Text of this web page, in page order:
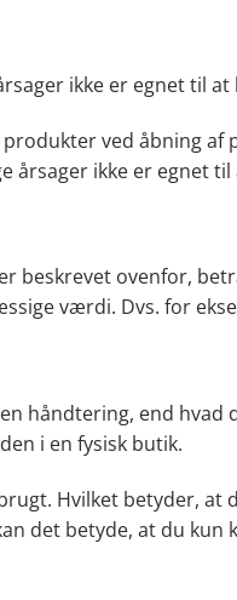
ikke er egnet til
ved åbning
årsager ikke er egnet
beskrevet ovenfor,
værdi. Dvs. for
håndtering, end
i en fysisk butik.
Hvilket betyder,
det betyde, at du